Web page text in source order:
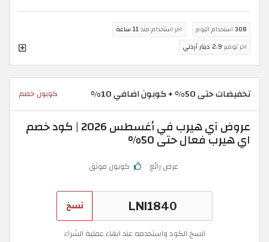
308 استخدام اليوم اخر استخدام منذ11 ساعة
اخر توفير 2.9 دينار أردني
تخفيضات حتى 50% + كوبون اضافي 10% كوبون خصم
عروض آي هيرب في أغسطس 2026 | كود خصم
اي هيرب فعال حتى 50%
عرض رائع كوبون موثق
نسخ
انسخ الكود واستخدمه عند انهاء عملية الشراء